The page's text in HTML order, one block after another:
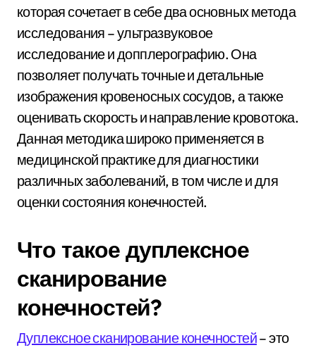
которая сочетает в себе два основных метода
исследования – ультразвуковое
исследование и допплерографию. Она
позволяет получать точные и детальные
изображения кровеносных сосудов, а также
оценивать скорость и направление кровотока.
Данная методика широко применяется в
медицинской практике для диагностики
различных заболеваний, в том числе и для
оценки состояния конечностей.
Что такое дуплексное
сканирование
конечностей?
Дуплексное сканирование конечностей– это